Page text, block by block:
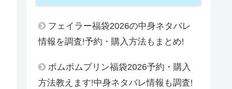
フェイラー福袋2026の中身ネタバレ
情報を調査!予約・購入方法もまとめ!
ポムポムプリン福袋2026予約・購入
方法教えます!中身ネタバレ情報も調査!